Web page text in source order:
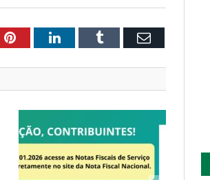
PinterestLinkedInTumblr Email